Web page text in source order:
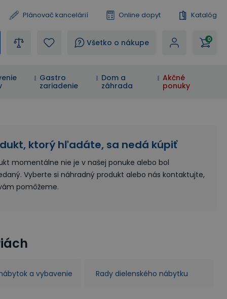
Plánovač kancelárií Online dopyt Katalóg
? Všetko o nákupe 0
Gastro
zariadenie
Dom a
záhrada
Akčné
ponuky
ktorý hľadáte, sa nedá kúpiť
momentálne nie je v našej ponuke alebo bol
Vyberte si náhradný produkt alebo nás kontaktujte,
pomôžeme.
a vybavenie Rady dielenského nábytku